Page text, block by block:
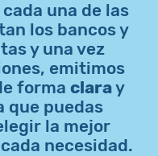
una de las
los bancos y
y una vez
emitimos
forma claray
que puedas
la mejor
necesidad.